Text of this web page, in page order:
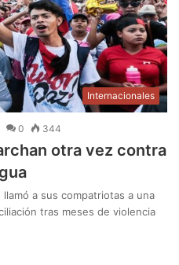
Internacionales
0 344
otra vez contra
a sus compatriotas a una
tras meses de violencia